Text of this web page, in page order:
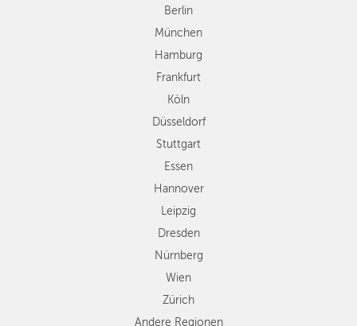
Düsseldorf
Stuttgart
Essen
Dresden
Nürnberg
Wien
Zürich
Andere
Regionen
Berlin
München
Hamburg
Frankfurt
Köln
Düsseldorf
Stuttgart
Essen
Hannover
Leipzig
Dresden
Nürnberg
Wien
Zürich
Andere Regionen